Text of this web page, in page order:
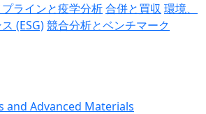
ラインと疫学分析合併と買収 環境、
(ESG)競合分析とベンチマーク
and Advanced Materials